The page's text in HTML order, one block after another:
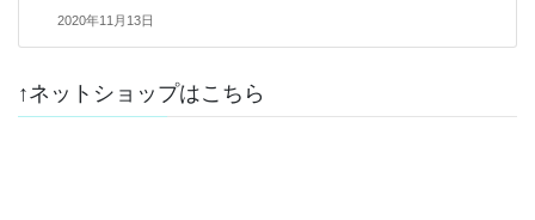
2020年11月13日
↑ネットショップはこちら